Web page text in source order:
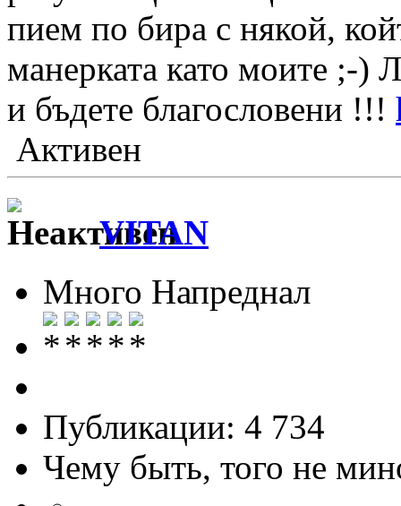
пием по бира с някой,
манерката като моите ;-)
и бъдете благословени !!!
Активен
VITAN
Много Напреднал
Публикации: 4 734
Чему быть, того не